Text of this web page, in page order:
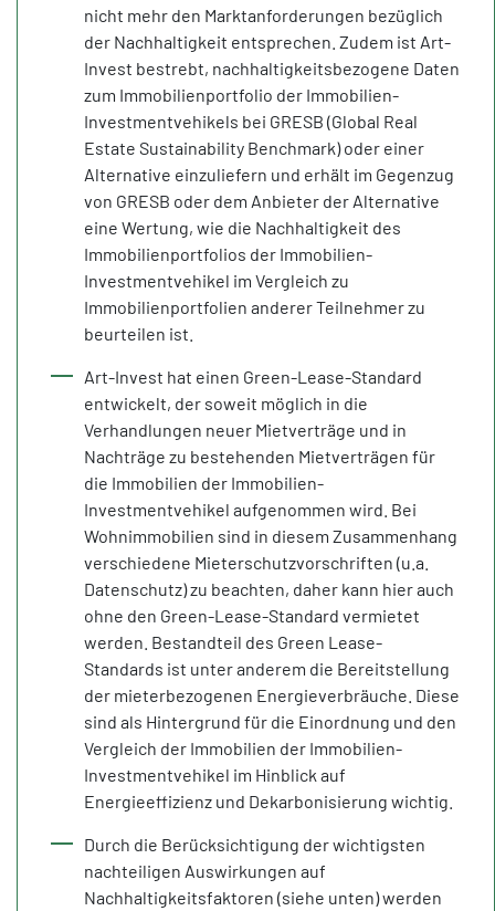
nicht mehr den Marktanforderungen bezüglich
der Nachhaltigkeit entsprechen. Zudem ist Art-
Invest bestrebt, nachhaltigkeitsbezogene Daten
zum Immobilienportfolio der Immobilien-
Investmentvehikels bei GRESB (Global Real
Estate Sustainability Benchmark) oder einer
Alternative einzuliefern und erhält im Gegenzug
von GRESB oder dem Anbieter der Alternative
eine Wertung, wie die Nachhaltigkeit des
Immobilienportfolios der Immobilien-
Investmentvehikel im Vergleich zu
Immobilienportfolien anderer Teilnehmer zu
beurteilen ist.
Art-Invest hat einen Green-Lease-Standard
entwickelt, der soweit möglich in die
Verhandlungen neuer Mietverträge und in
Nachträge zu bestehenden Mietverträgen für
die Immobilien der Immobilien-
Investmentvehikel aufgenommen wird. Bei
Wohnimmobilien sind in diesem Zusammenhang
verschiedene Mieterschutzvorschriften (u.a.
Datenschutz) zu beachten, daher kann hier auch
ohne den Green-Lease-Standard vermietet
werden. Bestandteil des Green Lease-
Standards ist unter anderem die Bereitstellung
der mieterbezogenen Energieverbräuche. Diese
sind als Hintergrund für die Einordnung und den
Vergleich der Immobilien der Immobilien-
Investmentvehikel im Hinblick auf
Energieeffizienz und Dekarbonisierung wichtig.
Durch die Berücksichtigung der wichtigsten
nachteiligen Auswirkungen auf
Nachhaltigkeitsfaktoren (siehe unten) werden